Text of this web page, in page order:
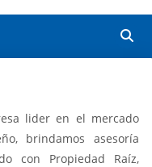
lider en el mercado
brindamos asesoría
con Propiedad Raíz,